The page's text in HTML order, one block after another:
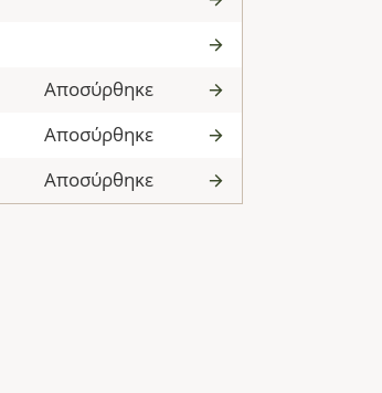
Αποσύρθηκε
Αποσύρθηκε
Αποσύρθηκε